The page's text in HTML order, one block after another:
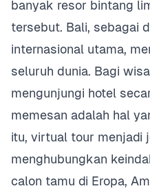
banyak resor bintang
tersebut. Bali, sebagai
internasional utama,
seluruh dunia. Bagi
mengunjungi hotel
memesan adalah hal
itu, virtual tour menjadi
menghubungkan
calon tamu di Eropa,